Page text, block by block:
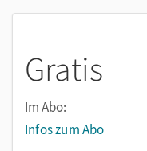
Gratis
Im Abo:
Infos zum Abo